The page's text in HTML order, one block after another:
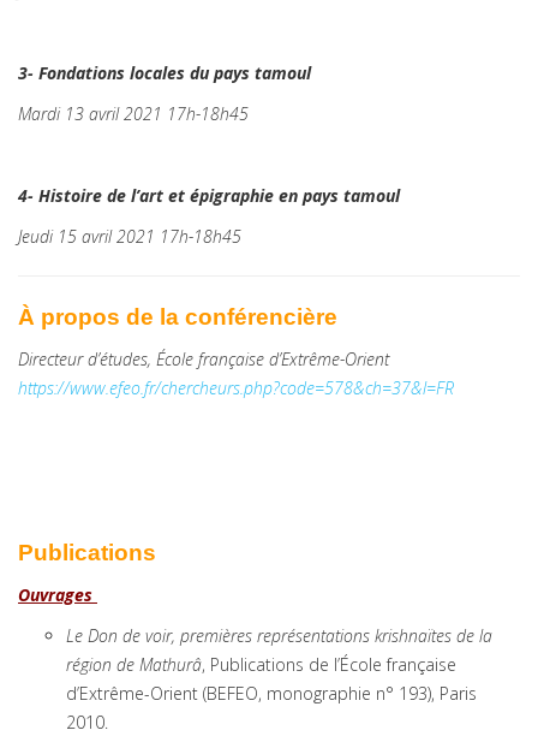
3- Fondations locales du pays tamoul
Mardi 13 avril 2021 17h-18h45
4- Histoire de l’art et épigraphie en pays tamoul
Jeudi 15 avril 2021 17h-18h45
À propos de la conférencière
Directeur d’études, École française d’Extrême-Orient
https://www.efeo.fr/chercheurs.php?code=578&ch=37&l=FR
Publications
Ouvrages
Le Don de voir, premières représentations krishnaïtes de la
région de Mathurâ, Publications de l’École française
d’Extrême-Orient (BEFEO, monographie n° 193), Paris
2010.